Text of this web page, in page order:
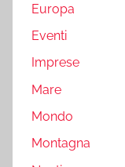
Europa
Eventi
Imprese
Mare
Mondo
Montagna